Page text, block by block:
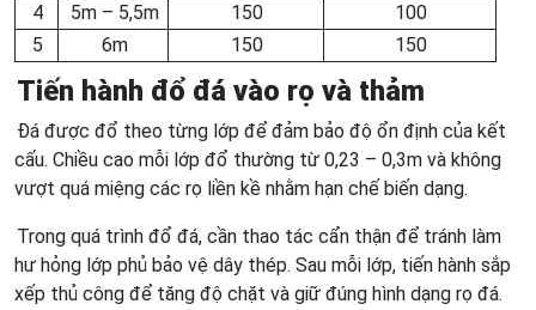
4
5m – 5,5m 150
100
5
6m 150 150
Tiến hành đổ đá vào rọ và thảm
Đá được đổ theo từng lớp để đảm bảo độ ổn định của kết
cấu. Chiều cao mỗi lớp đổ thường từ 0,23 – 0,3m và không
vượt quá miệng các rọ liền kề nhằm hạn chế biến dạng.
Trong quá trình đổ đá, cần thao tác cẩn thận để tránh làm
hư hỏng lớp phủ bảo vệ dây thép. Sau mỗi lớp, tiến hành sắp
xếp thủ công để tăng độ chặt và giữ đúng hình dạng rọ đá.